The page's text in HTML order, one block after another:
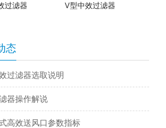
过滤器 V型中效过滤器
态
过滤器选取说明
器操作解说
高效送风口参数指标